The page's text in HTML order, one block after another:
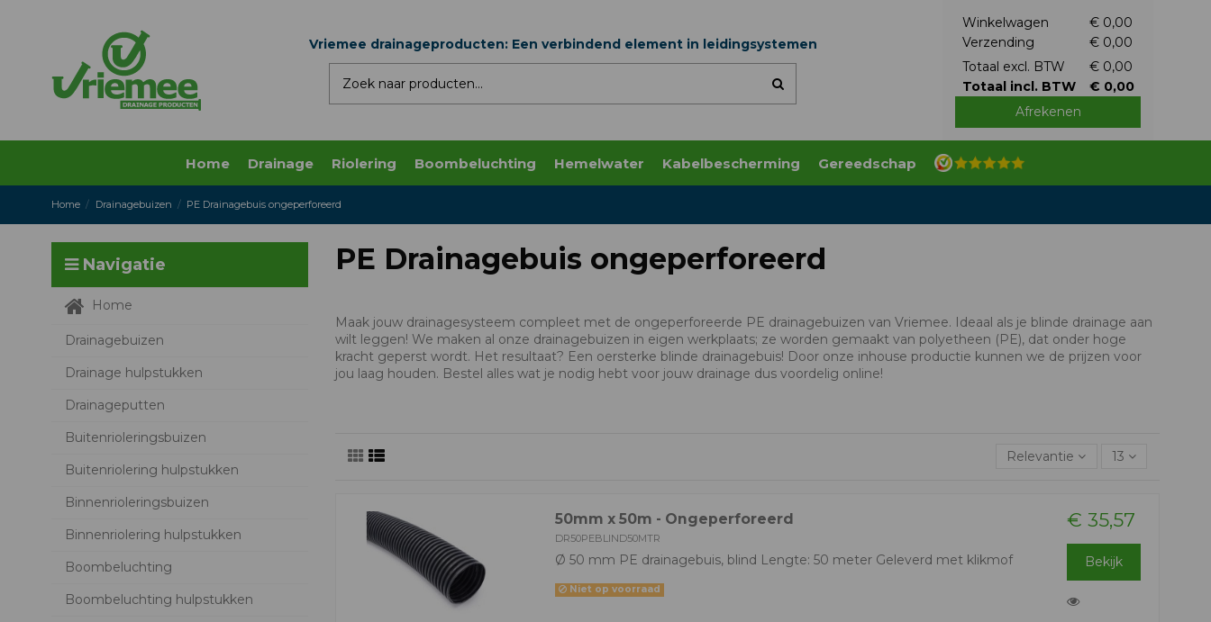
Vriemee drainageproducten: Een verbindend element in leidingsystemen
Winkelwagen
€ 0,00
Verzending
€ 0,00
Totaal excl. BTW
€ 0,00
Totaal incl. BTW
€ 0,00
Afrekenen
Home Drainage Riolering Boombeluchting Hemelwater Kabelbescherming Gereedschap
Home Drainagebuizen PE Drainagebuis ongeperforeerd
PE Drainagebuis ongeperforeerd
Maak jouw drainagesysteem compleet met de ongeperforeerde PE drainagebuizen van Vriemee. Ideaal als je blinde drainage aan
wilt leggen! We maken al onze drainagebuizen in eigen werkplaats; ze worden gemaakt van polyetheen (PE), dat onder hoge
kracht geperst wordt. Het resultaat? Een oersterke blinde drainagebuis! Door onze inhouse productie kunnen we de prijzen voor
jou laag houden. Bestel alles wat je nodig hebt voor jouw drainage dus voordelig online!
Relevantie 13
50mm x 50m - Ongeperforeerd
DR50PEBLIND50MTR
Ø 50 mm PE drainagebuis, blind Lengte: 50 meter Geleverd met klikmof
Niet op voorraad
€ 35,57
Bekijk
Navigatie
Home
Drainagebuizen
Drainage hulpstukken
Drainageputten
Buitenrioleringsbuizen
Buitenriolering hulpstukken
Binnenrioleringsbuizen
Binnenriolering hulpstukken
Boombeluchting
Boombeluchting hulpstukken